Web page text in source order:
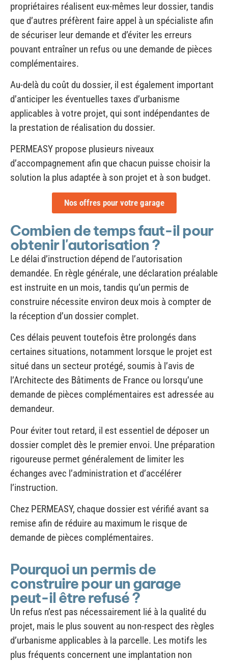
de sécuriser leur demande et d’éviter les erreurs
pouvant entraîner un refus ou une demande de pièces
complémentaires.
Au-delà du coût du dossier, il est également important
d’anticiper les éventuelles taxes d’urbanisme
applicables à votre projet, qui sont indépendantes de
la prestation de réalisation du dossier.
PERMEASY propose plusieurs niveaux
d’accompagnement afin que chacun puisse choisir la
solution la plus adaptée à son projet et à son budget.
Nos offres pour votre garage
Combien de temps faut-il pour
obtenir l'autorisation ?
Le délai d’instruction dépend de l’autorisation
demandée. En règle générale, une déclaration préalable
est instruite en un mois, tandis qu’un permis de
construire nécessite environ deux mois à compter de
la réception d’un dossier complet.
Ces délais peuvent toutefois être prolongés dans
certaines situations, notamment lorsque le projet est
situé dans un secteur protégé, soumis à l’avis de
l’Architecte des Bâtiments de France ou lorsqu’une
demande de pièces complémentaires est adressée au
demandeur.
Pour éviter tout retard, il est essentiel de déposer un
rigoureuse permet généralement de limiter les
échanges avec l’administration et d’accélérer
l’instruction.
Chez PERMEASY, chaque dossier est vérifié avant sa
demande de pièces complémentaires.
Pourquoi un permis de
peut-il être refusé ?
Un refus n’est pas nécessairement lié à la qualité du
projet, mais le plus souvent au non-respect des règles
d’urbanisme applicables à la parcelle. Les motifs les
plus fréquents concernent une implantation non
conforme, un dépassement de la hauteur autorisée,
une emprise au sol excessive, un aspect extérieur